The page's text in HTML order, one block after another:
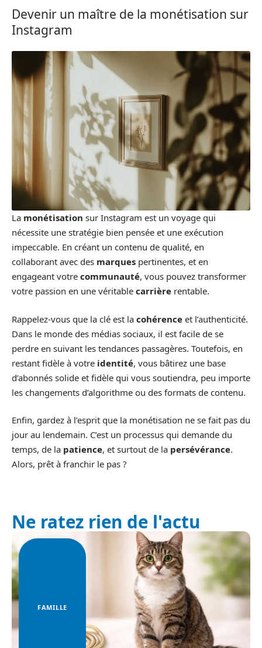
Devenir un maître de la monétisation sur
Instagram
La monétisation sur Instagram est un voyage qui
nécessite une stratégie bien pensée et une exécution
impeccable. En créant un contenu de qualité, en
collaborant avec des marques pertinentes, et en
engageant votre communauté, vous pouvez transformer
votre passion en une véritable carrière rentable.
Rappelez-vous que la clé est la cohérence et l’authenticité.
Dans le monde des médias sociaux, il est facile de se
perdre en suivant les tendances passagères. Toutefois, en
restant fidèle à votre identité, vous bâtirez une base
d’abonnés solide et fidèle qui vous soutiendra, peu importe
les changements d’algorithme ou des formats de contenu.
Enfin, gardez à l’esprit que la monétisation ne se fait pas du
jour au lendemain. C’est un processus qui demande du
temps, de la patience, et surtout de la persévérance.
Alors, prêt à franchir le pas ?
Ne ratez rien de l'actu
FAMILLE